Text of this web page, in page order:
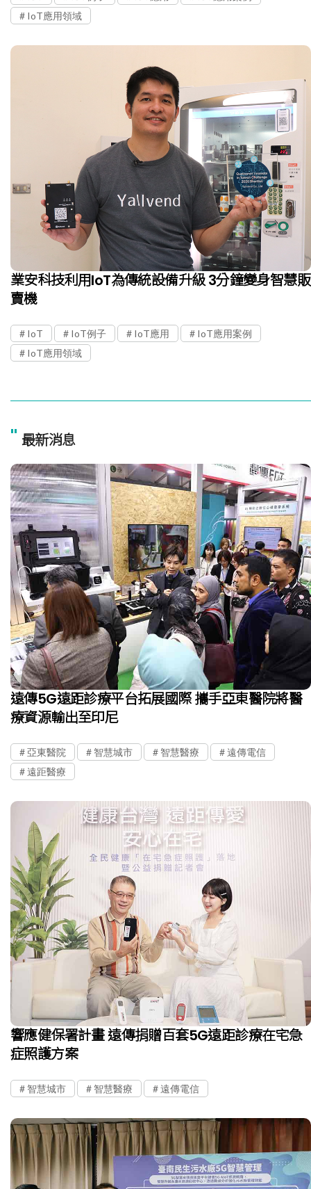
IoT應用領域
業安科技利用IoT為傳統設備升級 3分鐘變身智慧販
賣機
IoT IoT例子 IoT應用
IoT應用案例
IoT應用領域
" 最新消息
遠傳5G遠距診療平台拓展國際 攜手亞東醫院將醫
療資源輸出至印尼
亞東醫院 智慧城市 智慧醫療
遠傳電信
遠距醫療
響應健保署計畫 遠傳捐贈百套5G遠距診療在宅急
症照護方案
智慧城市 智慧醫療 遠傳電信